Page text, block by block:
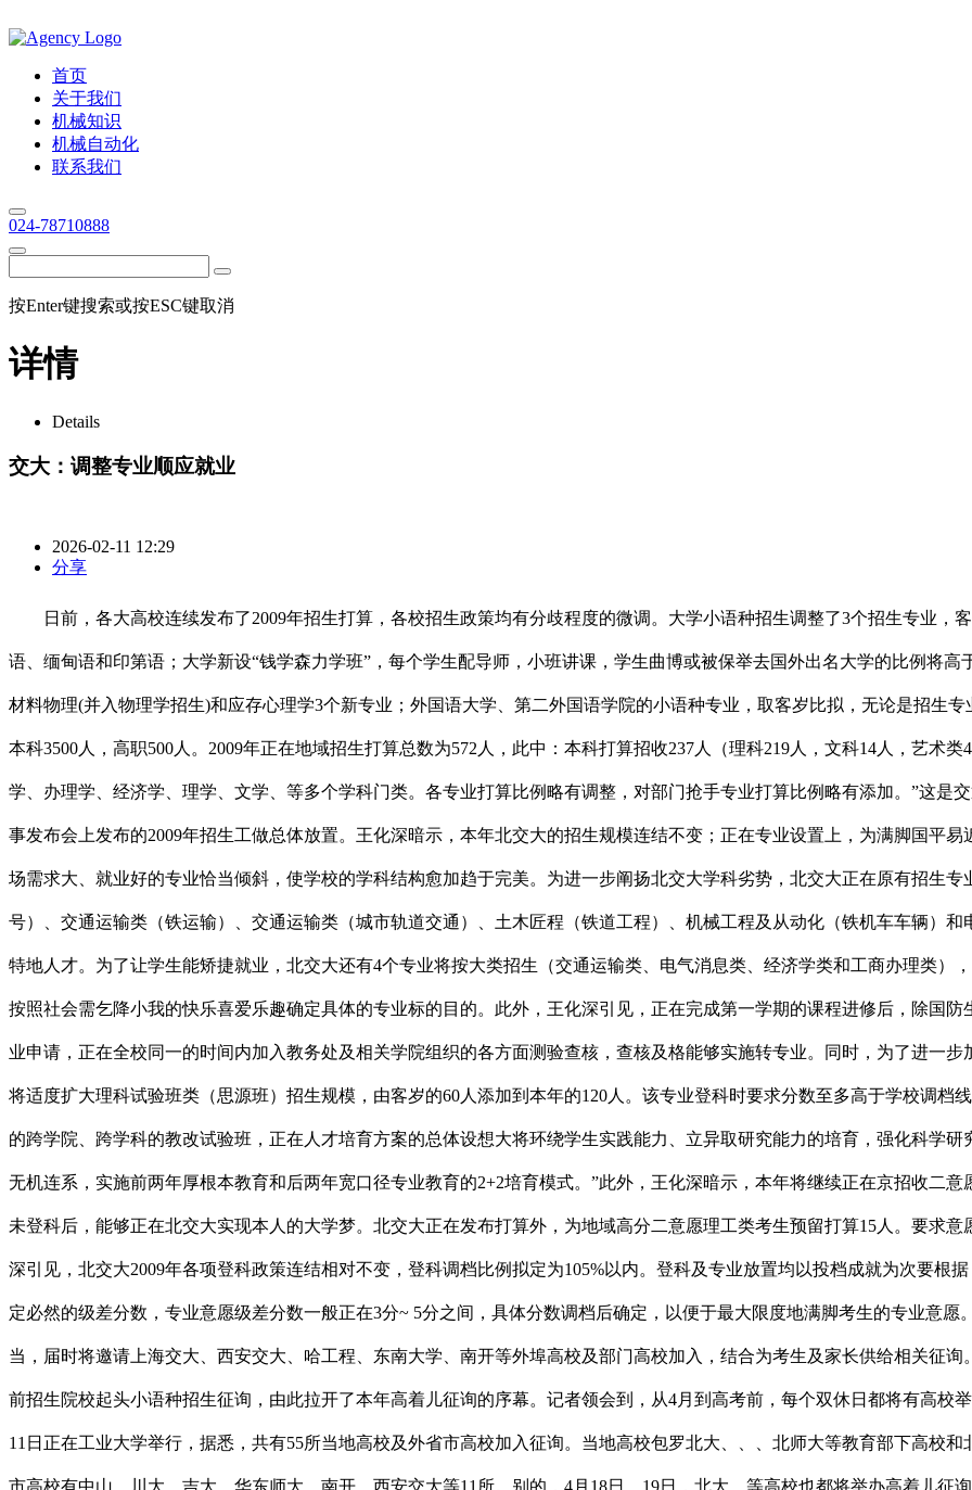
首页
关于我们
机械知识
机械自动化
联系我们
024-78710888
按Enter键搜索或按ESC键取消
详情
Details
交大：调整专业顺应就业
2026-02-11 12:29
分享
日前，各大高校连续发布了2009年招生打算，各校招生政策均有分歧程度的微调。大学小语种招生调整了3个招生专业，
语、缅甸语和印第语；大学新设“钱学森力学班”，每个学生配导师，小班讲课，学生曲博或被保举去国外出名大学的比例将
材料物理(并入物理学招生)和应存心理学3个新专业；外国语大学、第二外国语学院的小语种专业，取客岁比拟，无论是招生
本科3500人，高职500人。2009年正在地域招生打算总数为572人，此中：本科打算招收237人（理科219人，文科14人，艺术
学、办理学、经济学、理学、文学、等多个学科门类。各专业打算比例略有调整，对部门抢手专业打算比例略有添加。”这是
事发布会上发布的2009年招生工做总体放置。王化深暗示，本年北交大的招生规模连结不变；正在专业设置上，为满脚国平
场需求大、就业好的专业恰当倾斜，使学校的学科结构愈加趋于完美。为进一步阐扬北交大学科劣势，北交大正在原有招生
号）、交通运输类（铁运输）、交通运输类（城市轨道交通）、土木匠程（铁道工程）、机械工程及从动化（铁机车车辆）
特地人才。为了让学生能矫捷就业，北交大还有4个专业将按大类招生（交通运输类、电气消息类、经济学类和工商办理类）
按照社会需乞降小我的快乐喜爱乐趣确定具体的专业标的目的。此外，王化深引见，正在完成第一学期的课程进修后，除国
业申请，正在全校同一的时间内加入教务处及相关学院组织的各方面测验查核，查核及格能够实施转专业。同时，为了进一
将适度扩大理科试验班类（思源班）招生规模，由客岁的60人添加到本年的120人。该专业登科时要求分数至多高于学校调档
的跨学院、跨学科的教改试验班，正在人才培育方案的总体设想大将环绕学生实践能力、立异取研究能力的培育，强化科学
无机连系，实施前两年厚根本教育和后两年宽口径专业教育的2+2培育模式。”此外，王化深暗示，本年将继续正在京招收二
未登科后，能够正在北交大实现本人的大学梦。北交大正在发布打算外，为地域高分二意愿理工类考生预留打算15人。要求
深引见，北交大2009年各项登科政策连结相对不变，登科调档比例拟定为105%以内。登科及专业放置均以投档成就为次要根
定必然的级差分数，专业意愿级差分数一般正在3分~ 5分之间，具体分数调档后确定，以便于最大限度地满脚考生的专业意
当，届时将邀请上海交大、西安交大、哈工程、东南大学、南开等外埠高校及部门高校加入，结合为考生及家长供给相关征
前招生院校起头小语种招生征询，由此拉开了本年高着儿征询的序幕。记者领会到，从4月到高考前，每个双休日都将有高校
11日正在工业大学举行，据悉，共有55所当地高校及外省市高校加入征询。当地高校包罗北大、、、北师大等教育部下高校